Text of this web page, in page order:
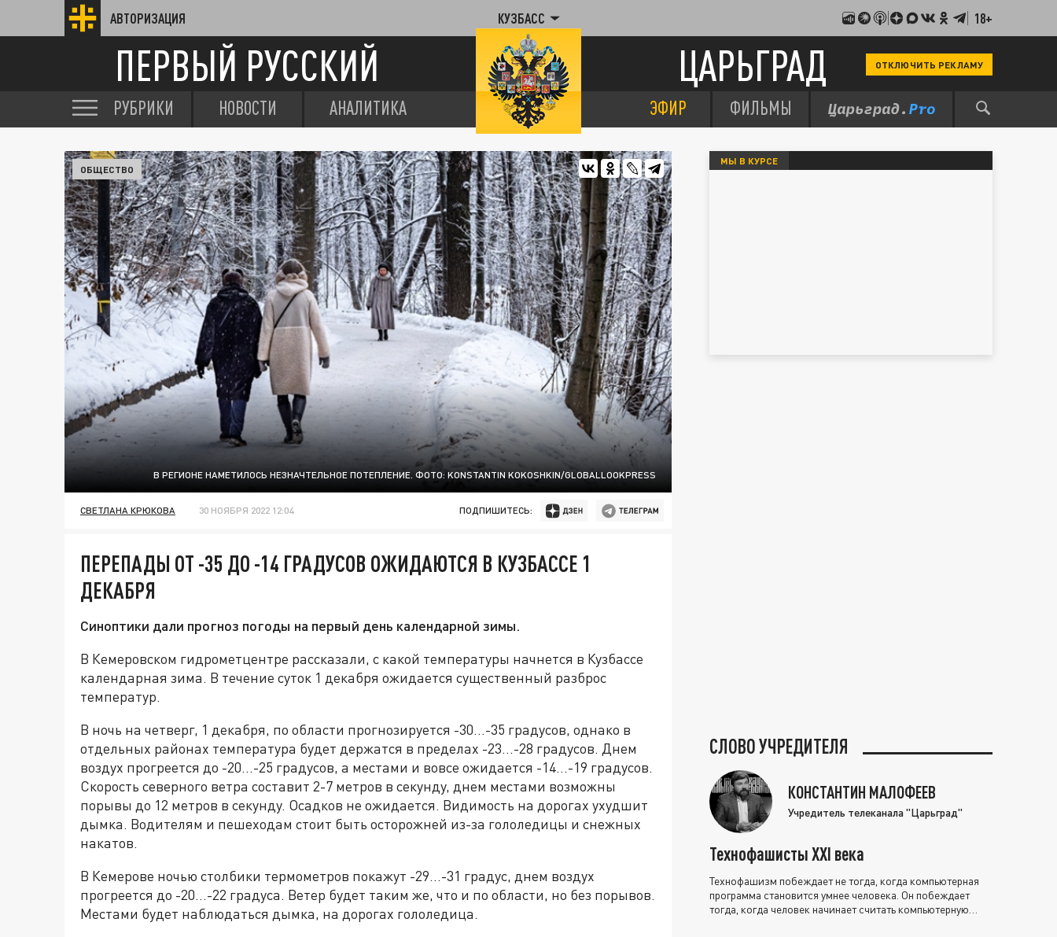
АВТОРИЗАЦИЯ КУЗБАСС 18+
ПЕРВЫЙ РУССКИЙ ЦАРЬГРАД ОТКЛЮЧИТЬ РЕКЛАМУ
РУБРИКИ НОВОСТИ АНАЛИТИКА ЭФИР ФИЛЬМЫ
В РЕГИОНЕ НАМЕТИЛОСЬ НЕЗНАЧТЕЛЬНОЕ ПОТЕПЛЕНИЕ. ФОТО: KONSTANTIN KOKOSHKIN/GLOBALLOOKPRESS
ОБЩЕСТВО
СВЕТЛАНА КРЮКОВА 30 НОЯБРЯ 2022 12:04 ПОДПИШИТЕСЬ:
ПЕРЕПАДЫ ОТ -35 ДО -14 ГРАДУСОВ ОЖИДАЮТСЯ В КУЗБАССЕ 1
ДЕКАБРЯ
Синоптики дали прогноз погоды на первый день календарной зимы.
В Кемеровском гидрометцентре рассказали, с какой температуры начнется в Кузбассе
календарная зима. В течение суток 1 декабря ожидается существенный разброс
температур.
В ночь на четверг, 1 декабря, по области прогнозируется -30…-35 градусов, однако в
отдельных районах температура будет держатся в пределах -23…-28 градусов. Днем
воздух прогреется до -20…-25 градусов, а местами и вовсе ожидается -14…-19 градусов.
Скорость северного ветра составит 2-7 метров в секунду, днем местами возможны
порывы до 12 метров в секунду. Осадков не ожидается. Видимость на дорогах ухудшит
дымка. Водителям и пешеходам стоит быть осторожней из-за гололедицы и снежных
накатов.
В Кемерове ночью столбики термометров покажут -29…-31 градус, днем воздух
прогреется до -20…-22 градуса. Ветер будет таким же, что и по области, но без порывов.
Местами будет наблюдаться дымка, на дорогах гололедица.
МЫ В КУРСЕ
СЛОВО УЧРЕДИТЕЛЯ
КОНСТАНТИН МАЛОФЕЕВ
Учредитель телеканала "Царьград"
Технофашисты XXI века
Технофашизм побеждает не тогда, когда компьютерная
программа становится умнее человека. Он побеждает
тогда, когда человек начинает считать компьютерную